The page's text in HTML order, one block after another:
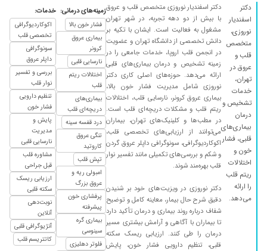
خیلی ساده و روان به بیمار توضیح میدن و به
کارشون مسلط هستن
بسیار پزشک توانمند و خوش برخورد هستندو کاملا
از طبابت ایشان راضی هستم.
۱۴۰۰/۰۳/۱۰
برای تپش قلب ۱۴۰۳/۰۲/۱۹
نمنمنمنم ۱۴۰۰/۰۴/۱۴
دکتر خیلی خوب وبا تجربه ای هستن ۱۴۰۵/۰۴/۱۶
عدم رضایت ۱۴۰۱/۰۷/۱۳
خوب بود ۱۴۰۰/۰۹/۰۳
عااااااالی ۱۳۹۹/۰۲/۱۶
بعد از دوسال که مادرم بیمارپزشک دیگه ای بودن و
دارومصرف میکردن و بهمون گفته بودن قلب مادرم
ضعیفه، به آقای دکتر مراجعه کردیم و بعداز معاینه
فرمودن قلبش کاملا سالمه ونیازی ب دارویی هم
ندارن!
۱۴۰۴/۰۲/۰۳
از دوستان در مورپ ایشن شنیدم ۱۳۹۹/۰۱/۲۶
دکتر
اسفندیار
نوروزی،
متخصص
قلب و
عروق در
تهران،
خدمات
تشخیص و
درمان
بیماری‌های
قلبی، فشار
خون و
اختلالات
ریتم قلب
را ارائه
می‌دهد.
دکتر اسفندیار نوروزی متخصص قلب و عروق
با بیش از دو دهه تجربه، در شهر تهران
مشغول به فعالیت است. ایشان با تکیه بر
دانش تخصصی از دانشگاه تهران و عضویت
در انجمن قلب اروپا، خدمات جامعی را در
زمینه تشخیص و درمان بیماری‌های قلبی
ارائه می‌دهد. حوزه‌های اصلی کاری دکتر
نوروزی شامل مدیریت فشار خون بالا،
بیماری عروق کرونر، نارسایی قلب، اختلالات
ریتم قلب و مشکلات دریچه‌ای قلب است.
در مطب‌ها و کلینیک‌های تهران، بیماران
می‌توانند از ارزیابی‌های تخصصی قلب،
اکوکاردیوگرافی، سونوگرافی داپلر عروق گردن
و شکم و بررسی‌های تکمیلی مانند تفسیر نوار
قلب بهره‌مند شوند.
دکتر نوروزی در ویزیت‌های خود بر شنیدن
دقیق شرح حال بیمار، معاینه کامل و توضیح
شفاف درباره روند بیماری و درمان تأکید دارد
تا بیماران با آگاهی و آرامش بیشتری مسیر
درمان را طی کنند. ارزیابی ریسک سکته
قلبی، تنظیم دارویی فشار خون، پایش
زمینه‌های درمانی:
فشار خون بالا
بیماری عروق
کرونر
نارسایی قلبی
اختلالات ریتم
قلب
بیماری‌های
دریچه‌ای قلب
درد قفسه سینه
تنگی عروق
کاروتید
تپش قلب
امبولی ریه و
عروق بزرگ
پرفشاری خون
پیشرفته
بیماری گره
سینوسی
فلوتر دهلیزی
خدمات:
اکوکاردیوگرافی
تخصصی قلب
سونوگرافی
داپلر عروق
بررسی و تفسیر
نوار قلب
تنظیم دارویی
فشار خون
پایش و
مدیریت
نارسایی قلبی
مشاوره قلب
قبل جراحی
ارزیابی ریسک
سکته قلبی
نوبت‌دهی
آنلاین
آنژیوگرافی قلبی
کاتتریسم قلب